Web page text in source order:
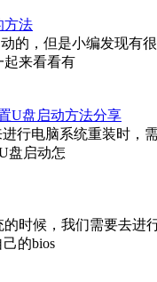
方法
的，但是小编发现有
起来看看有
U盘启动方法分享
行电脑系统重装时
盘启动怎
时候，我们需要去
的bios